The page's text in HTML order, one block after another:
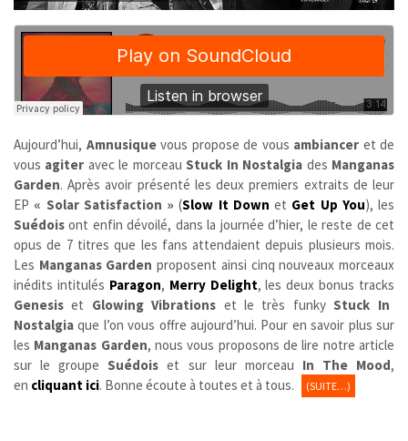
Aujourd’hui, Amnusiquevous propose de vous ambiancer et de
vous agiter avec le morceauStuck In Nostalgia des Manganas
Garden. Après avoir présenté les deux premiers extraits de leur
EP « Solar Satisfaction » (Slow It Down et Get Up You), les
Suédois ont enfin dévoilé, dans la journée d’hier, le reste de cet
opus de 7 titres que les fans attendaient depuis plusieurs mois.
Les Manganas Garden proposent ainsi cinq nouveaux morceaux
inédits intitulés Paragon, Merry Delight, les deux bonus tracks
Genesiset Glowing Vibrations et le très funkyStuck In
Nostalgia que l’on vous offre aujourd’hui. Pour en savoir plus sur
les Manganas Garden, nous vous proposons de lire notre article
sur le groupeSuédois et sur leur morceau In The Mood,
en cliquant ici. Bonne écoute à toutes et à tous. (SUITE…)